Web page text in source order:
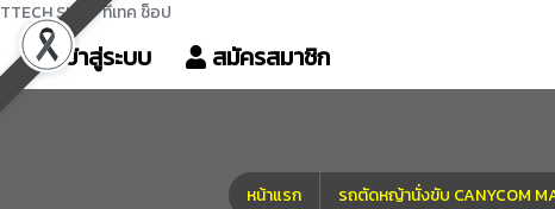
TTECH SHOP ทีเทค ช็อป
เข้าสู่ระบบ สมัครสมาชิก
หน้าแรก รถตัดหญ้านั่งขับ CANYCOM